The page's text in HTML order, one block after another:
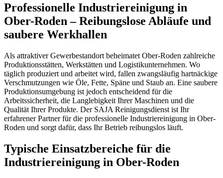
Professionelle Industriereinigung in
Ober-Roden – Reibungslose Abläufe und
saubere Werkhallen
Als attraktiver Gewerbestandort beheimatet Ober-Roden zahlreiche
Produktionsstätten, Werkstätten und Logistikunternehmen. Wo
täglich produziert und arbeitet wird, fallen zwangsläufig hartnäckige
Verschmutzungen wie Öle, Fette, Späne und Staub an. Eine saubere
Produktionsumgebung ist jedoch entscheidend für die
Arbeitssicherheit, die Langlebigkeit Ihrer Maschinen und die
Qualität Ihrer Produkte. Der SAJA Reinigungsdienst ist Ihr
erfahrener Partner für die professionelle Industriereinigung in Ober-
Roden und sorgt dafür, dass Ihr Betrieb reibungslos läuft.
Typische Einsatzbereiche für die
Industriereinigung in Ober-Roden